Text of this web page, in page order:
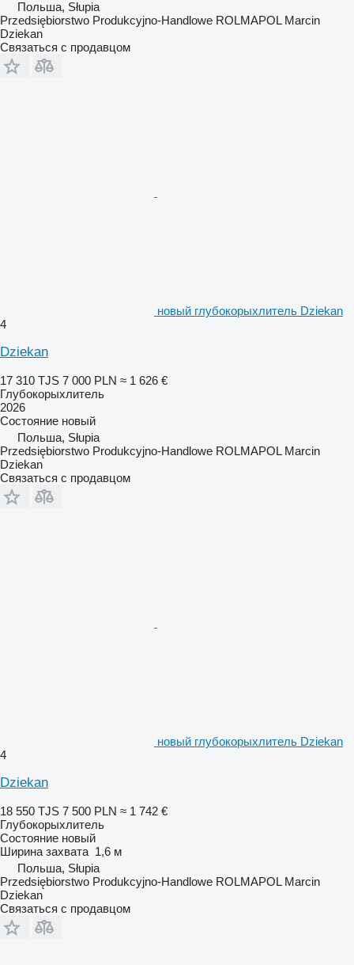
Польша, Słupia
Przedsiębiorstwo Produkcyjno-Handlowe ROLMAPOL Marcin
Dziekan
Связаться с продавцом
новый глубокорыхлитель Dziekan
4
Dziekan
17 310 TJS 7 000 PLN ≈ 1 626 €
Глубокорыхлитель
2026
Состояние новый
Польша, Słupia
Przedsiębiorstwo Produkcyjno-Handlowe ROLMAPOL Marcin
Dziekan
Связаться с продавцом
новый глубокорыхлитель Dziekan
4
Dziekan
18 550 TJS 7 500 PLN ≈ 1 742 €
Глубокорыхлитель
Состояние новый
Ширина захвата 1,6 м
Польша, Słupia
Przedsiębiorstwo Produkcyjno-Handlowe ROLMAPOL Marcin
Dziekan
Связаться с продавцом